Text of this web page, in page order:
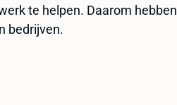
te helpen. Daarom hebben
bedrijven.